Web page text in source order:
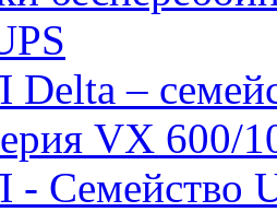
–
VX 600/
Семейство